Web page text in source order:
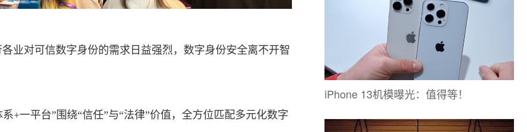
业对可信数字身份的需求日益强烈，数字身份安全离不开智
+一平台”围绕“信任”与“法律”价值，全方位匹配多元化数字
iPhone 13机模曝光：值得等！